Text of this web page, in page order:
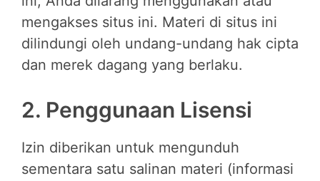
mengakses situs ini. Materi di situs ini
dilindungi oleh undang-undang hak cipta
dan merek dagang yang berlaku.
2. Penggunaan Lisensi
Izin diberikan untuk mengunduh
sementara satu salinan materi (informasi